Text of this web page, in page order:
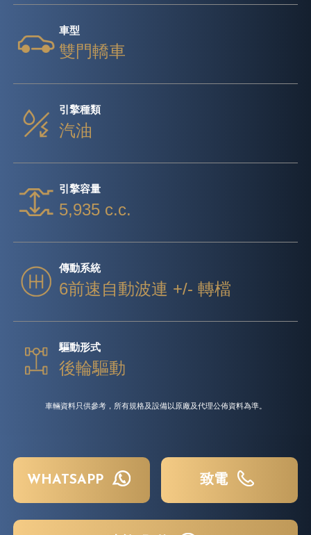
車型
雙門轎車
引擎種類
汽油
引擎容量
5,935 c.c.
傳動系統
6前速自動波連 +/- 轉檔
驅動形式
後輪驅動
車輛資料只供參考，所有規格及設備以原廠及代理公佈資料為準。
WHATSAPP 致電